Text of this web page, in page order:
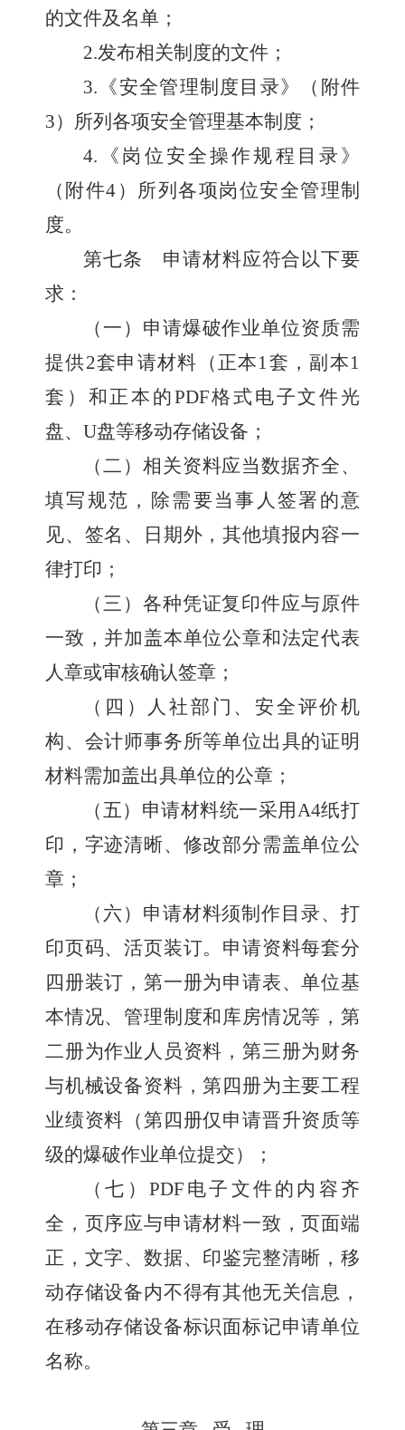
的文件及名单；
2.发布相关制度的文件；
3. 《安全管理制度目录》（附件
3）所列各项安全管理基本制度；
4. 《岗位安全操作规程目录》
（附件4 ）所列各项岗位安全管理制
度。
第七条
申请材料应符合以下要
求：
（一）申请爆破作业单位资质需
提供2套申请材料（正本1套，副本1
套）和正本的PDF格式电子文件光
盘、 U盘等移动存储设备；
（二）相关资料应当数据齐全、
填写规范，除需要当事人签署的意
见、签名、日期外，其他填报内容一
律打印；
（三）各种凭证复印件应与原件
一致，并加盖本单位公章和法定代表
人章或审核确认签章；
（四）人社部门、安全评价机
构、会计师事务所等单位出具的证明
材料需加盖出具单位的公章；
（五）申请材料统一采用A4纸打
印，字迹清晰、修改部分需盖单位公
章；
（六）申请材料须制作目录、打
印页码、活页装订。申请资料每套分
四册装订，第一册为申请表、单位基
本情况、管理制度和库房情况等，第
二册为作业人员资料，第三册为财务
与机械设备资料，第四册为主要工程
业绩资料（第四册仅申请晋升资质等
级的爆破作业单位提交）；
（七） PDF 电子文件的内容齐
全，页序应与申请材料一致，页面端
正，文字、数据、印鉴完整清晰，移
动存储设备内不得有其他无关信息，
在移动存储设备标识面标记申请单位
名称。